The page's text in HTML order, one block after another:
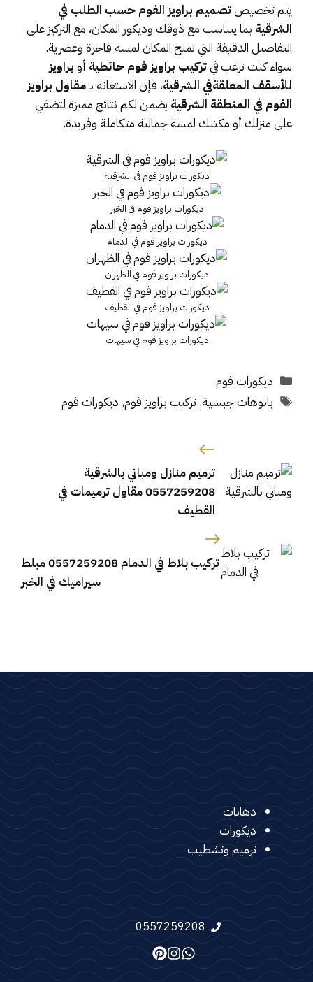
يتم تخصيصتصميم براويز الفوم حسب الطلب في
الشرقية بما يتناسب مع ذوقك وديكور المكان، مع التركيز على
التفاصيل الدقيقة التي تمنح المكان لمسة فاخرة وعصرية.
سواء كنت ترغب فيتركيب براويز فوم حائطية أو براويز
للأسقف المعلقةفي الشرقية، فإن الاستعانة بـمقاول براويز
الفوم في المنطقة الشرقية يضمن لكم نتائج مميزة لتضفي
على منزلك أو مكتبك لمسة جمالية متكاملة وفريدة.
ديكورات براويز فوم في الشرقية
ديكورات براويز فوم في الخبر
ديكورات براويز فوم في الدمام
ديكورات براويز فوم في الظهران
ديكورات براويز فوم في القطيف
ديكورات براويز فوم في سيهات
التصنيفات
ديكورات فوم
الوسوم
بانوهات جبسية,تركيب براويز فوم, ديكورات فوم
ترميم منازل ومباني بالشرقية
0557259208 مقاول ترميمات في
القطيف
تركيب بلاط في الدمام 0557259208 مبلط
سيراميك في الخبر
دهانات
ديكورات
ترميم وتشطيب
0557259208